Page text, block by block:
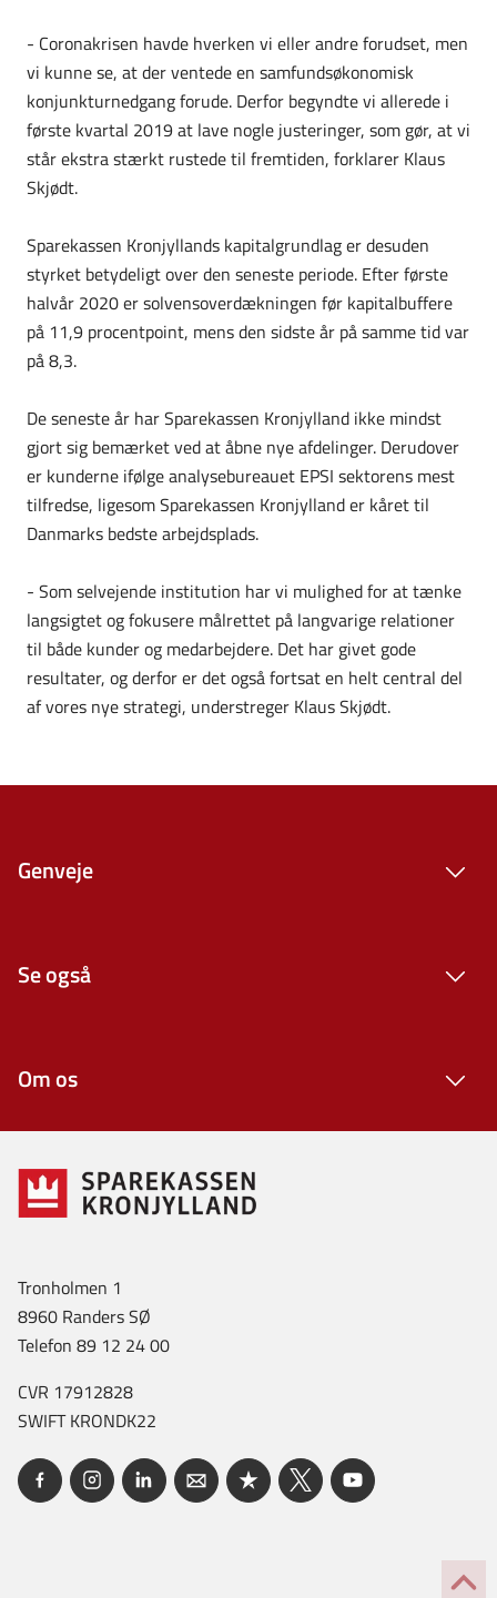
- Coronakrisen havde hverken vi eller andre forudset, men
vi kunne se, at der ventede en samfundsøkonomisk
konjunkturnedgang forude. Derfor begyndte vi allerede i
første kvartal 2019 at lave nogle justeringer, som gør, at vi
står ekstra stærkt rustede til fremtiden, forklarer Klaus
Skjødt.
Sparekassen Kronjyllands kapitalgrundlag er desuden
styrket betydeligt over den seneste periode. Efter første
halvår 2020 er solvensoverdækningen før kapitalbuffere
på 11,9 procentpoint, mens den sidste år på samme tid var
på 8,3.
De seneste år har Sparekassen Kronjylland ikke mindst
gjort sig bemærket ved at åbne nye afdelinger. Derudover
er kunderne ifølge analysebureauet EPSI sektorens mest
tilfredse, ligesom Sparekassen Kronjylland er kåret til
Danmarks bedste arbejdsplads.
- Som selvejende institution har vi mulighed for at tænke
langsigtet og fokusere målrettet på langvarige relationer
til både kunder og medarbejdere. Det har givet gode
resultater, og derfor er det også fortsat en helt central del
af vores nye strategi, understreger Klaus Skjødt.
Genveje
Se også
Om os
Tronholmen 1
8960 Randers SØ
Telefon 89 12 24 00
CVR 17912828
SWIFT KRONDK22